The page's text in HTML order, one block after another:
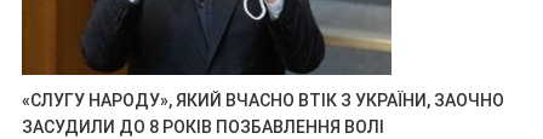
«СЛУГУ НАРОДУ», ЯКИЙ ВЧАСНО ВТІК З УКРАЇНИ, ЗАОЧНО
ЗАСУДИЛИ ДО 8 РОКІВ ПОЗБАВЛЕННЯ ВОЛІ